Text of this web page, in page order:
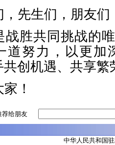
，先生们，朋友们
战胜共同挑战的
道努力，以更加
共创机遇、共享繁
！
荐给朋友
中华人民共和国